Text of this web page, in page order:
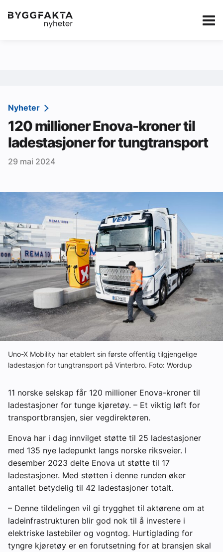
Kategorier Jobbmarkedet Annonsere i
Redaksjonen
Om Byggfakta
Annonsere
Tips oss
Ledige stillinger
eBlad
Aktivitetskalender
Bransjekommentar
Nyheter
Nyheter
120 millioner Enova-kroner til
ladestasjoner for tungtransport
29 mai 2024
Uno-X Mobility har etablert sin første offentlig tilgjengelige
ladestasjon for tungtransport på Vinterbro. Foto: Wordup
11 norske selskap får 120 millioner Enova-kroner til
ladestasjoner for tunge kjøretøy. – Et viktig løft for
transportbransjen, sier vegdirektøren.
Enova har i dag innvilget støtte til 25 ladestasjoner
med 135 nye ladepunkt langs norske riksveier. I
desember 2023 delte Enova ut støtte til 17
ladestasjoner. Med støtten i denne runden øker
antallet betydelig til 42 ladestasjoner totalt.
– Denne tildelingen vil gi trygghet til aktørene om at
ladeinfrastrukturen blir god nok til å investere i
elektriske lastebiler og vogntog. Hurtiglading for
tyngre kjøretøy er en forutsetning for at bransjen skal